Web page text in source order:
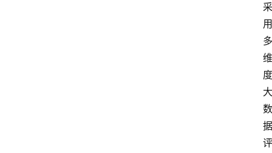
采
用
多
维
度
大
数
据
评